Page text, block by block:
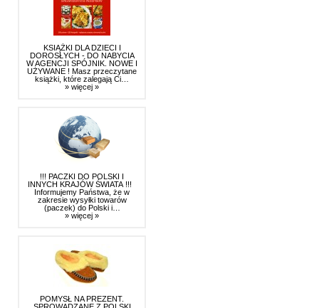
KSIĄŻKI DLA DZIECI I
DOROSŁYCH - DO NABYCIA
W AGENCJI SPÓJNIK. NOWE I
UŻYWANE ! Masz przeczytane
książki, które zalegają Ci…
» więcej »
!!! PACZKI DO POLSKI I
INNYCH KRAJÓW ŚWIATA !!!
Informujemy Państwa, że w
zakresie wysyłki towarów
(paczek) do Polski i…
» więcej »
POMYSŁ NA PREZENT.